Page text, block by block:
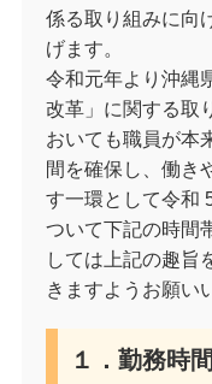
係る取り組みに向
げます。
令和元年より沖縄
改革」に関する取
おいても職員が本
間を確保し、働き
す一環として令和
ついて下記の時間
しては上記の趣旨
きますようお願い
１．勤務時